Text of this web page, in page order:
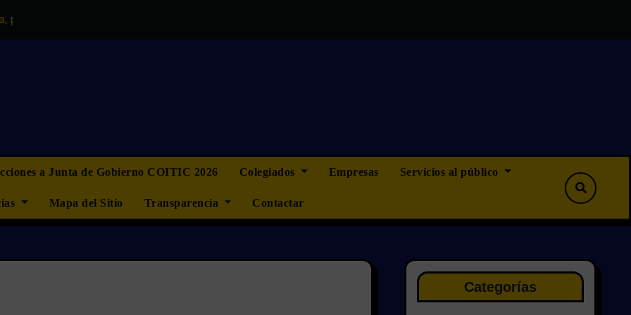
menos”
a Junta de Gobierno COITIC 2026 Colegiados Empresas Servicios al público
Mapa del Sitio Transparencia Contactar
Categorías